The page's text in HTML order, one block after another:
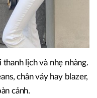
lịch và nhẹ nhàng.
chân váy hay blazer,
cảnh.